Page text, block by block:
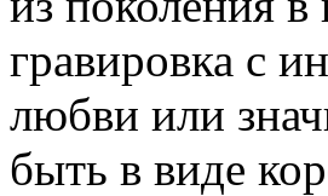
гравировка с
любви или
быть в виде